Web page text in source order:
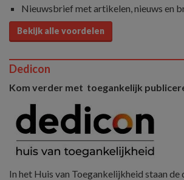
Nieuwsbrief met artikelen, nieuws en
Bekijk alle voordelen
Dedicon
Kom verder met toegankelijk
In het Huis van Toegankelijkheid staan de